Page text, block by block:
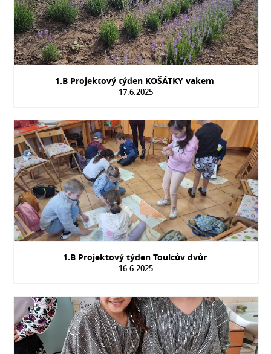
1.B Projektový týden KOŠÁTKY vakem
17.6.2025
1.B Projektový týden Toulcův dvůr
16.6.2025